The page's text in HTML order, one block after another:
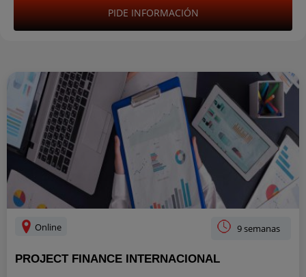
PIDE INFORMACIÓN
Online 9 semanas
PROJECT FINANCE INTERNACIONAL